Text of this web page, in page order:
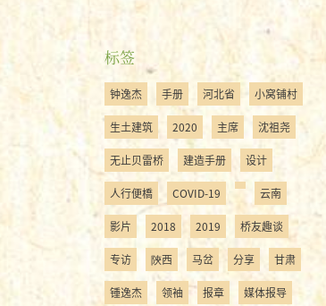
标签
钟逸杰 手册 河北省 小窝铺村
生土建筑 2020 主席 沈祖尧
无止贝雷桥 建造手册 设计
人行便橋 COVID-19 云南
影片 2018 2019 桥友趣谈
专访 陝西 马岔 分享 甘肃
锺逸杰 领袖 报章 媒体报导